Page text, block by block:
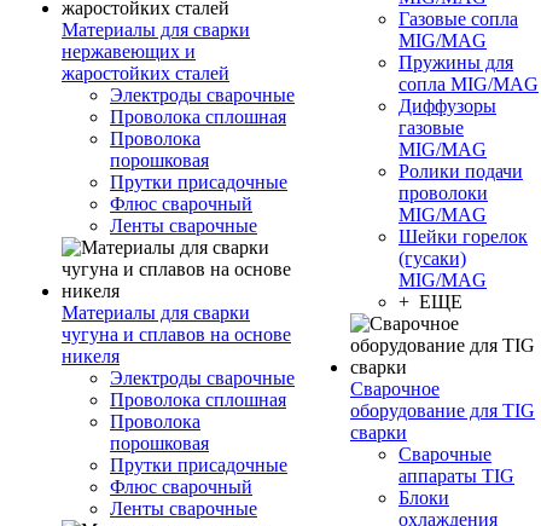
Материалы для сварки
нержавеющих и
жаростойких сталей
Электроды сварочные
Проволока сплошная
Проволока
порошковая
Прутки присадочные
Флюс сварочный
Ленты сварочные
Материалы для сварки
чугуна и сплавов на основе
никеля
Электроды сварочные
Проволока сплошная
Проволока
порошковая
Прутки присадочные
Флюс сварочный
Ленты сварочные
Газовые сопла
MIG/MAG
Пружины для
сопла MIG/MAG
Диффузоры
газовые
MIG/MAG
Ролики подачи
проволоки
MIG/MAG
Шейки горелок
(гусаки)
MIG/MAG
+ ЕЩЕ
Сварочное
оборудование для TIG
сварки
Сварочные
аппараты TIG
Блоки
охлаждения